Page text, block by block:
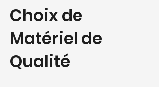
Choix de
Matériel de
Qualité